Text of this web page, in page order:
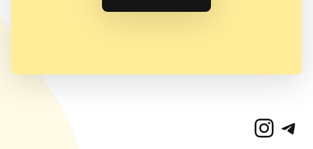
تلگراماینستاگرم